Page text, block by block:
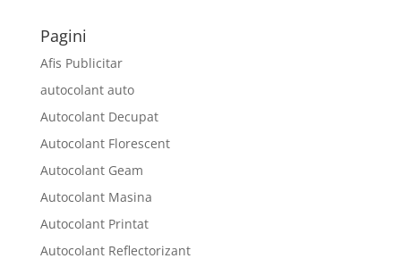
Pagini
Afis Publicitar
autocolant auto
Autocolant Decupat
Autocolant Florescent
Autocolant Geam
Autocolant Masina
Autocolant Printat
Autocolant Reflectorizant